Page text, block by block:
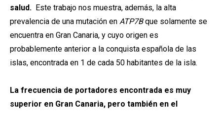
salud. Este trabajo nos muestra, además, la alta
prevalencia de una mutación en ATP7Bque solamente se
encuentra en Gran Canaria, y cuyo origen es
probablemente anterior a la conquista española de las
islas, encontrada en 1 de cada 50 habitantes de la isla.
La frecuencia de portadores encontrada es muy
superior en Gran Canaria, pero también en el